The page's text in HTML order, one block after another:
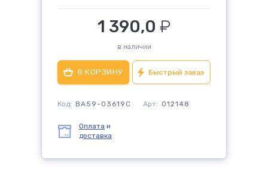
1 390,0 ₽
в наличии
Быстрый заказ
Код: BA59-03619C Арт: 012148
Оплата и
доставка